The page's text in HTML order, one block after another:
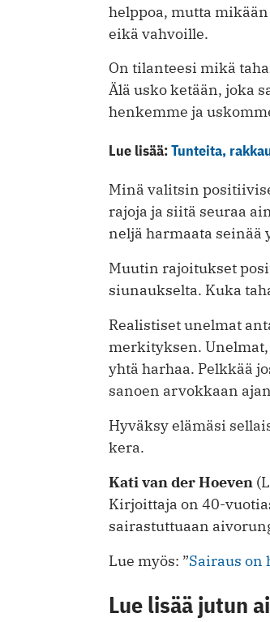
helppoa, mutta
eikä vahvoille.
On tilanteesi mikä
Älä usko ketään, joka
henkemme ja
Lue lisää:Tunteita,
Minä valitsin
rajoja ja siitä seuraa
neljä harmaata seinää
Muutin rajoitukset
siunaukselta. Kuka
Realistiset unelmat
merkityksen. Unelmat,
yhtä harhaa. Pelkkää
sanoen arvokkaan
Hyväksy elämäsi
kera.
Kati van der Hoeven
Kirjoittaja on 40-
sairastuttuaan
Lue myös: ”Sairaus on
Lue lisää jutun